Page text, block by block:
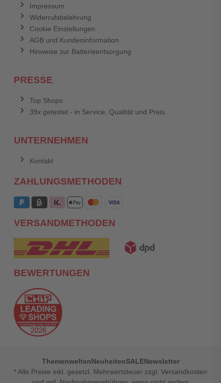
Impressum
Widerrufsbelehrung
Cookie Einstellungen
AGB und Kundeninformation
Hinweise zur Batterieentsorgung
PRESSE
Top Shops
39x getestet - in Service, Qualität und Preis
UNTERNEHMEN
Kontakt
ZAHLUNGSMETHODEN
VERSANDMETHODEN
BEWERTUNGEN
ThemenweltenNeuheitenSALENewsletter
* Alle Preise inkl. gesetzl. Mehrwertsteuer zzgl. Versandkosten